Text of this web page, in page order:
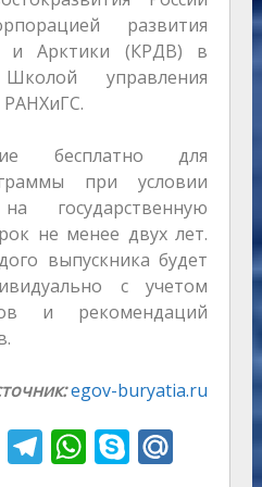
развития
и Арктики (КРДВ) в
управления
бесплатно для
при условии
государственную
не менее двух лет.
выпускника будет
с учетом
и рекомендаций
egov-buryatia.ru
T W S M